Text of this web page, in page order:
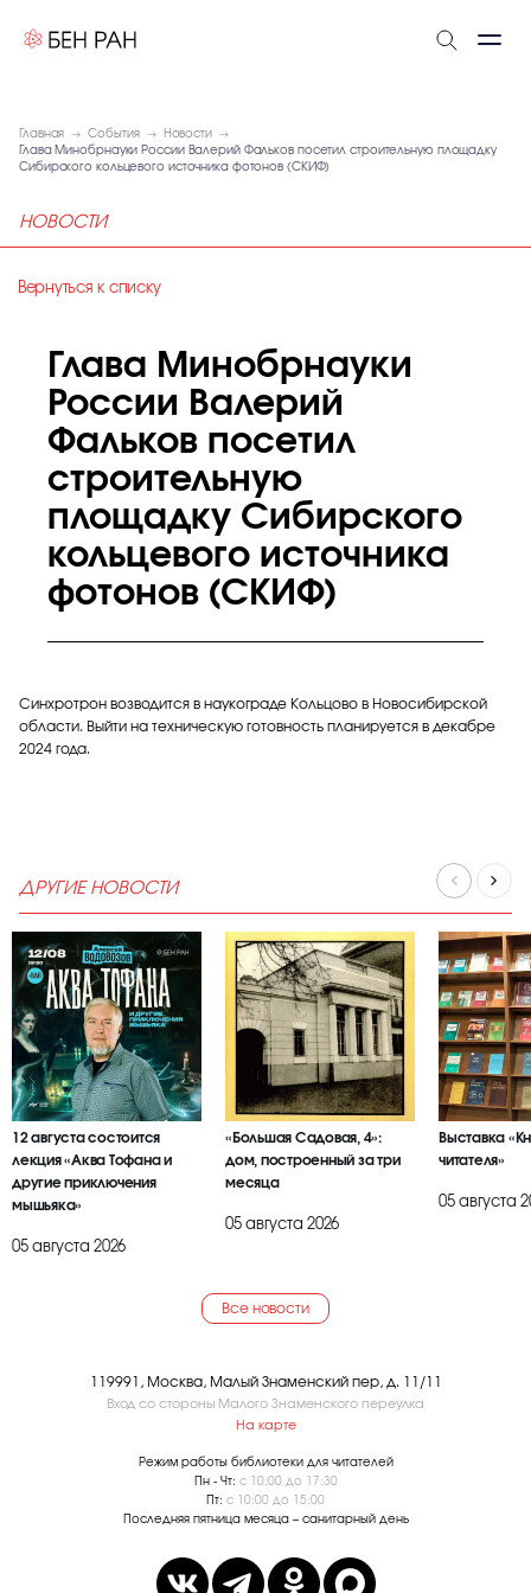
Главная События
Новости
Глава Минобрнауки России Валерий Фальков посетил строительную площадку
Сибирского кольцевого источника фотонов (СКИФ)
НОВОСТИ
Вернуться к списку
Глава Минобрнауки
России Валерий
Фальков посетил
строительную
площадку Сибирского
кольцевого источника
фотонов (СКИФ)
Синхротрон возводится в наукограде Кольцово в Новосибирской
области. Выйти на техническую готовность планируется в декабре
2024 года.
ДРУГИЕ НОВОСТИ
12 августа состоится
лекция «Аква Тофана и
другие приключения
мышьяка»
05 августа 2026
«Большая Садовая, 4»:
дом, построенный за три
месяца
05 августа 2026
Выставка
читателя»
05 августа
Все новости
119991, Москва, Малый Знаменский пер, д. 11/11
Вход со стороны Малого Знаменского переулка
На карте
Режим работы библиотеки для читателей
Пн - Чт: с 10:00 до 17:30
Пт: с 10:00 до 15:00
Последняя пятница месяца – санитарный день